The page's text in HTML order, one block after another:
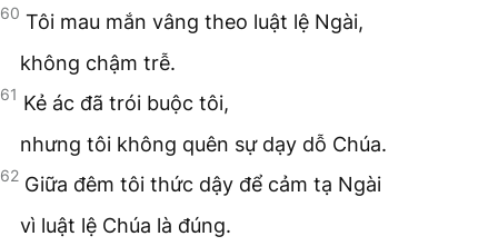
60 Tôi mau mắn vâng theo luật lệ Ngài,
không chậm trễ.
61 Kẻ ác đã trói buộc tôi,
nhưng tôi không quên sự dạy dỗ Chúa.
62 Giữa đêm tôi thức dậy để cảm tạ Ngài
vì luật lệ Chúa là đúng.